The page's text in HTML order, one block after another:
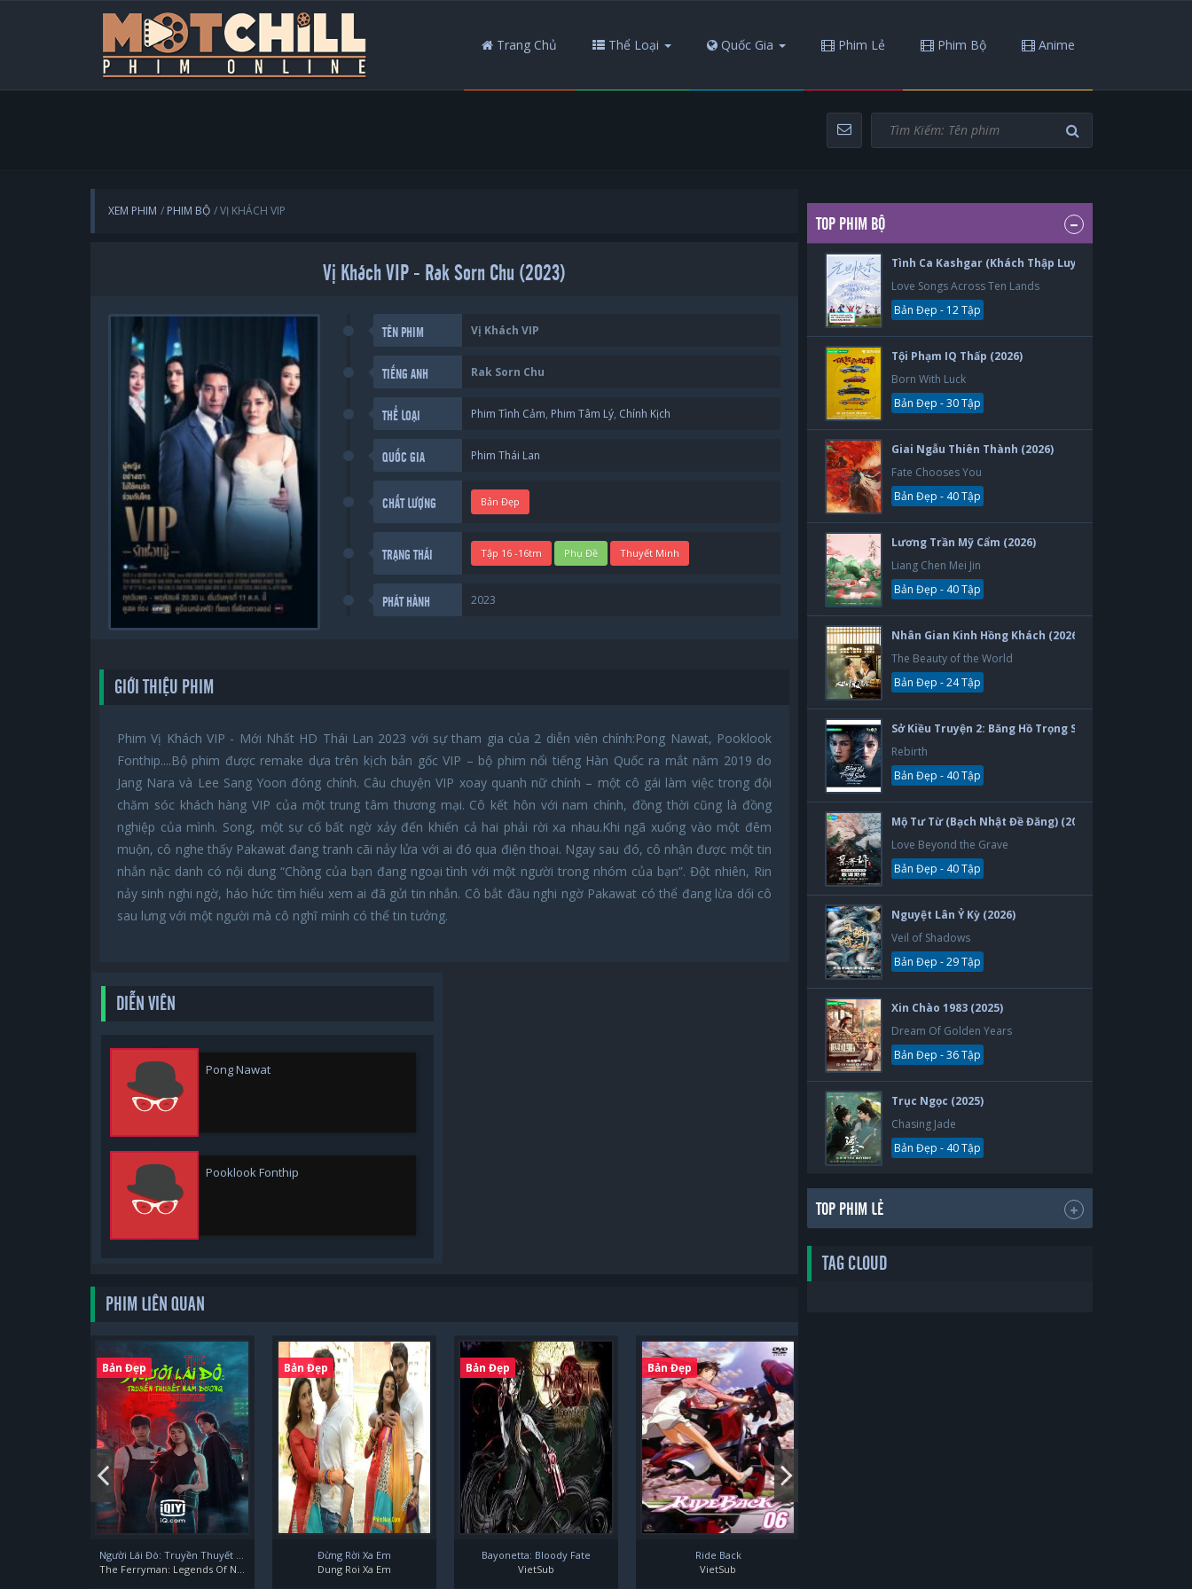
Trang Chủ Thể Loại Quốc Gia Phim Lẻ Phim Bộ Anime
XEM PHIM PHIM BỘ VỊ KHÁCH VIP
Vị Khách VIP - Rak Sorn Chu (2023)
TÊN PHIM Vị Khách VIP
TIẾNG ANH Rak Sorn Chu
THỂ LOẠI Phim Tình Cảm, Phim Tâm Lý, Chính Kịch
QUỐC GIA Phim Thái Lan
CHẤT LƯỢNG Bản Đẹp
TRẠNG THÁI Tập 16 -16tm Phụ Đề Thuyết Minh
PHÁT HÀNH 2023
GIỚI THIỆU PHIM
Phim Vị Khách VIP - Mới Nhất HD Thái Lan 2023 với sự tham gia của 2 diễn viên chính:Pong Nawat, Pooklook
Fonthip....Bộ phim được remake dựa trên kịch bản gốc VIP – bộ phim nổi tiếng Hàn Quốc ra mắt năm 2019 do
Jang Nara và Lee Sang Yoon đóng chính. Câu chuyện VIP xoay quanh nữ chính – một cô gái làm việc trong đội
chăm sóc khách hàng VIP của một trung tâm thương mại. Cô kết hôn với nam chính, đồng thời cũng là đồng
nghiệp của mình. Song, một sự cố bất ngờ xảy đến khiến cả hai phải rời xa nhau.Khi ngã xuống vào một đêm
muộn, cô nghe thấy Pakawat đang tranh cãi nảy lửa với ai đó qua điện thoại. Ngay sau đó, cô nhận được một tin
nhắn nặc danh có nội dung “Chồng của bạn đang ngoại tình với một người trong nhóm của bạn”. Đột nhiên, Rin
nảy sinh nghi ngờ, háo hức tìm hiểu xem ai đã gửi tin nhắn. Cô bắt đầu nghi ngờ Pakawat có thể đang lừa dối cô
sau lưng với một người mà cô nghĩ mình có thể tin tưởng.
DIỄN VIÊN
Pong Nawat
Pooklook Fonthip
PHIM LIÊN QUAN
Bản Đẹp
Người Lái Đò: Truyền Thuyết Nam Dương
The Ferryman: Legends Of Nanyang
Bản Đẹp
Đừng Rời Xa Em
Dung Roi Xa Em
Bản Đẹp
Bayonetta: Bloody Fate
VietSub
Bản Đẹp
Ride Back
VietSub
TOP PHIM BỘ
Tình Ca Kashgar (Khách Thập Luyến Ca) (2026)
Love Songs Across Ten Lands
Bản Đẹp - 12 Tập
Tội Phạm IQ Thấp (2026)
Born With Luck
Bản Đẹp - 30 Tập
Giai Ngẫu Thiên Thành (2026)
Fate Chooses You
Bản Đẹp - 40 Tập
Lương Trần Mỹ Cẩm (2026)
Liang Chen Mei Jin
Bản Đẹp - 40 Tập
Nhân Gian Kinh Hồng Khách (2026)
The Beauty of the World
Bản Đẹp - 24 Tập
Sở Kiều Truyện 2: Băng Hồ Trọng Sinh (2026)
Rebirth
Bản Đẹp - 40 Tập
Mộ Tư Từ (Bạch Nhật Đề Đăng) (2026)
Love Beyond the Grave
Bản Đẹp - 40 Tập
Nguyệt Lân Ỷ Kỳ (2026)
Veil of Shadows
Bản Đẹp - 29 Tập
Xin Chào 1983 (2025)
Dream Of Golden Years
Bản Đẹp - 36 Tập
Trục Ngọc (2025)
Chasing Jade
Bản Đẹp - 40 Tập
TOP PHIM LẺ
TAG CLOUD